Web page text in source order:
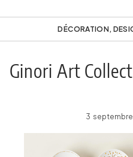
DÉCORATION,
Ginori Art
3